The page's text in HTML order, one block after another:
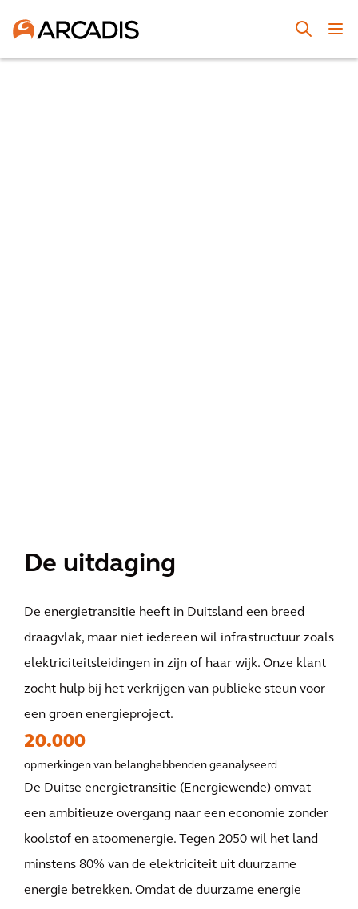
De uitdaging
De energietransitie heeft in Duitsland een breed
draagvlak, maar niet iedereen wil infrastructuur zoals
elektriciteitsleidingen in zijn of haar wijk. Onze klant
zocht hulp bij het verkrijgen van publieke steun voor
een groen energieproject.
20.000
opmerkingen van belanghebbenden geanalyseerd
De Duitse energietransitie (Energiewende) omvat
een ambitieuze overgang naar een economie zonder
koolstof en atoomenergie. Tegen 2050 wil het land
minstens 80% van de elektriciteit uit duurzame
energie betrekken. Omdat de duurzame energie